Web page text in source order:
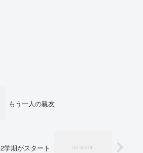
もう一人の親友
2学期がスタート